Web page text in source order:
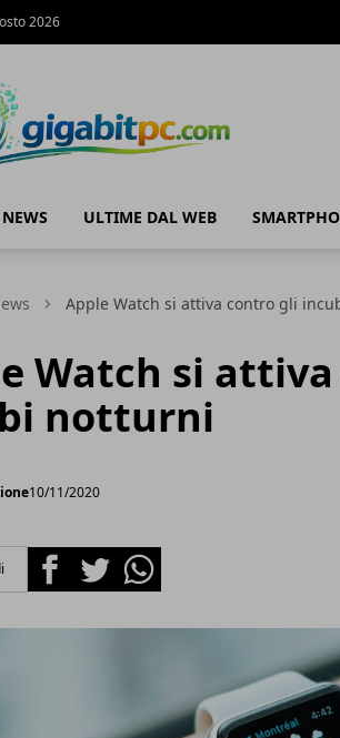
2026
NEWS ULTIME DAL WEB
Apple Watch si attiva contro gli
Watch si
notturni
10/11/2020
FacebookTwitterWhatsapp